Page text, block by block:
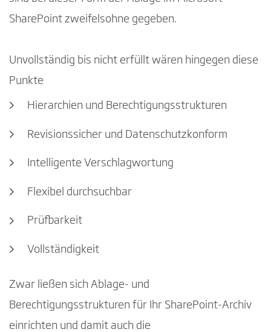
SharePoint zweifelsohne gegeben.
Unvollständig bis nicht erfüllt wären hingegen diese
Punkte
Hierarchien und Berechtigungsstrukturen
Revisionssicher und Datenschutzkonform
Intelligente Verschlagwortung
Flexibel durchsuchbar
Prüfbarkeit
Vollständigkeit
Zwar ließen sich Ablage- und
Berechtigungsstrukturen für Ihr SharePoint-Archiv
einrichten und damit auch die